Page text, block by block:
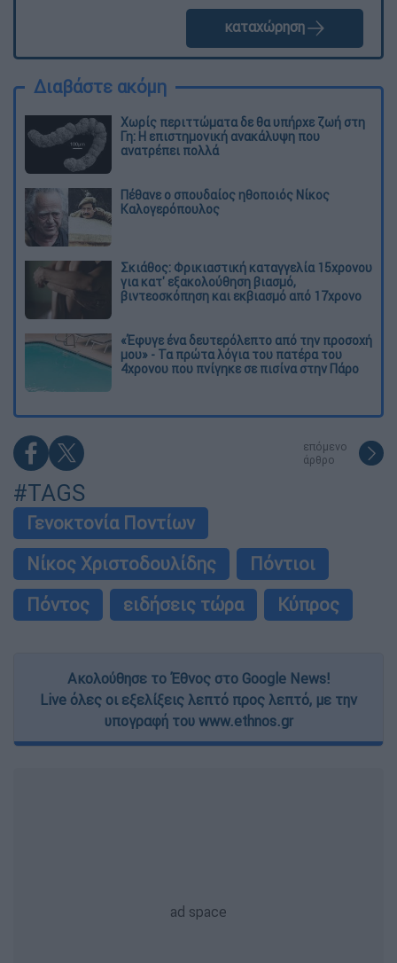
καταχώρηση
Διαβάστε ακόμη
Χωρίς περιττώματα δε θα υπήρχε ζωή στη
Γη: Η επιστημονική ανακάλυψη που
ανατρέπει πολλά
Πέθανε ο σπουδαίος ηθοποιός Νίκος
Καλογερόπουλος
Σκιάθος: Φρικιαστική καταγγελία 15χρονου
για κατ' εξακολούθηση βιασμό,
βιντεοσκόπηση και εκβιασμό από 17χρονο
«Έφυγε ένα δευτερόλεπτο από την προσοχή
μου» - Τα πρώτα λόγια του πατέρα του
4χρονου που πνίγηκε σε πισίνα στην Πάρο
επόμενο
άρθρο
#TAGS
Γενοκτονία Ποντίων
Νίκος Χριστοδουλίδης
Πόντιοι
Πόντος
ειδήσεις τώρα Κύπρος
Ακολούθησε το Έθνος στο Google News!
Live όλες οι εξελίξεις λεπτό προς λεπτό, με την
υπογραφή του www.ethnos.gr